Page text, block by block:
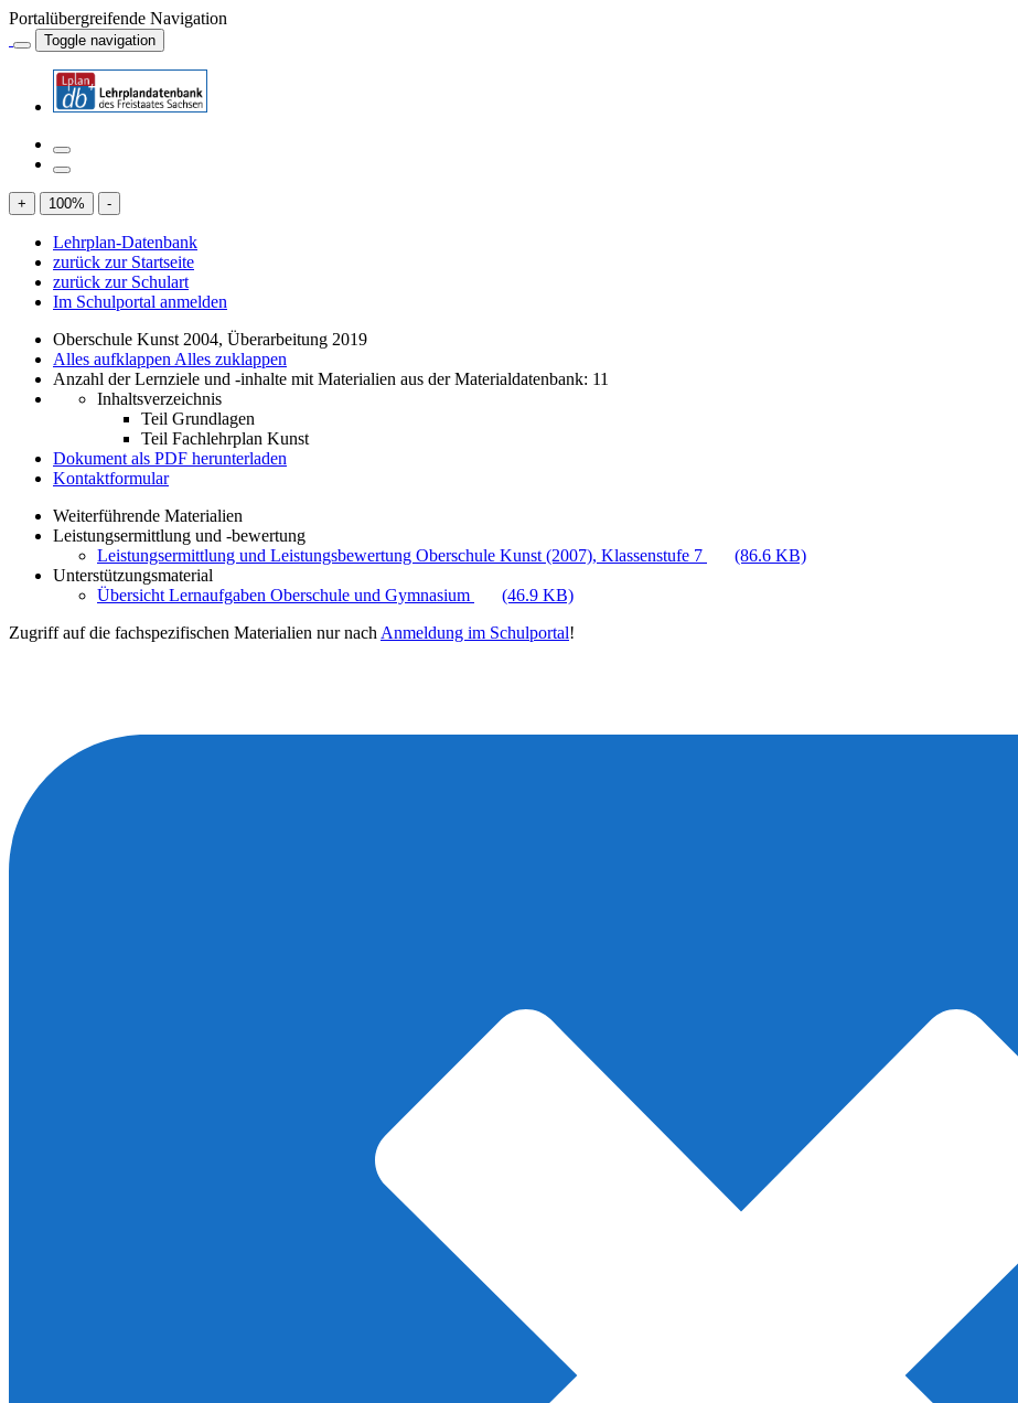
Portalübergreifende Navigation
Toggle navigation
+ 100% -
Lehrplan-Datenbank
zurück zur Startseite
zurück zur Schulart
Im Schulportal anmelden
Oberschule Kunst 2004, Überarbeitung 2019
Alles aufklappen Alles zuklappen
Anzahl der Lernziele und -inhalte mit Materialien aus der Materialdatenbank: 11
Inhaltsverzeichnis
Teil Grundlagen
Teil Fachlehrplan Kunst
Dokument als PDF herunterladen
Kontaktformular
Weiterführende Materialien
Leistungsermittlung und -bewertung
Leistungsermittlung und Leistungsbewertung Oberschule Kunst (2007), Klassenstufe 7
(86.6 KB)
Unterstützungsmaterial
Übersicht Lernaufgaben Oberschule und Gymnasium
(46.9 KB)
Zugriff auf die fachspezifischen Materialien nur nach Anmeldung im Schulportal!